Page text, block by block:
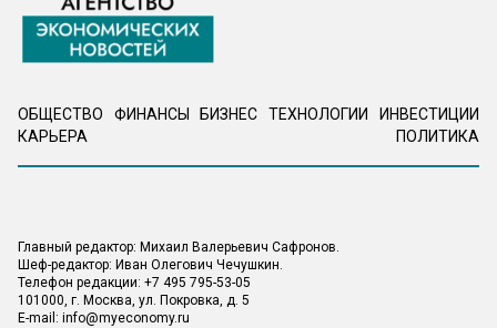
ОБЩЕСТВО ФИНАНСЫ БИЗНЕС ТЕХНОЛОГИИ
ИНВЕСТИЦИИ
КАРЬЕРА
ПОЛИТИКА
Главный редактор: Михаил Валерьевич Сафронов.
Шеф-редактор: Иван Олегович Чечушкин.
Телефон редакции: +7 495 795-53-05
101000, г. Москва, ул. Покровка, д. 5
E-mail: info@myeconomy.ru